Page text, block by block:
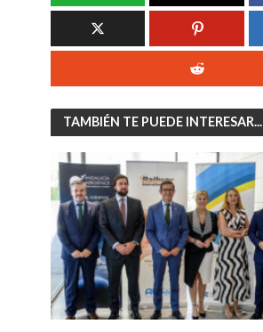
TAMBIÉN TE PUEDE INTERESAR...